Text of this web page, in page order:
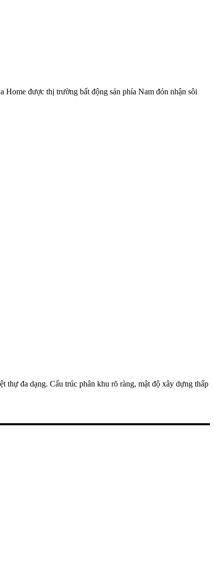
được thị trường bất động sản phía Nam đón nhận sôi
thự đa dạng. Cấu trúc phân khu rõ ràng, mật độ xây dựng thấp